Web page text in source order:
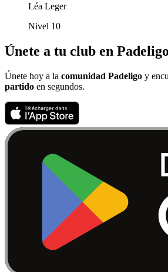
Léa Leger
Nivel 10
Únete a tu club en Padeligo
Únete hoy a la comunidad Padeligo y
partido en segundos.